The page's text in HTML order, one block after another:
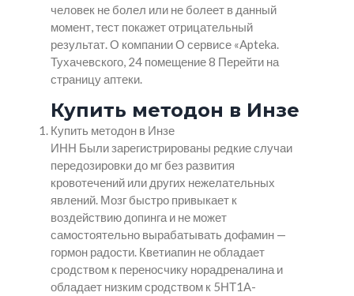
человек не болел или не болеет в данный
момент, тест покажет отрицательный
результат. О компании О сервисе «Apteka.
Тухачевского, 24 помещение 8 Перейти на
страницу аптеки.
Купить методон в Инзе
Купить методон в Инзе
ИНН Были зарегистрированы редкие случаи
передозировки до мг без развития
кровотечений или других нежелательных
явлений. Мозг быстро привыкает к
воздействию допинга и не может
самостоятельно вырабатывать дофамин —
гормон радости. Кветиапин не обладает
сродством к переносчику норадреналина и
обладает низким сродством к 5НТ1А-